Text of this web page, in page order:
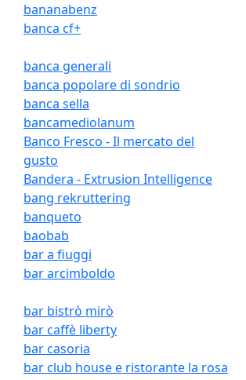
bananabenz
banca cf+
banca generali
banca popolare di sondrio
banca sella
bancamediolanum
Banco Fresco - Il mercato del
gusto
Bandera - Extrusion Intelligence
bang rekruttering
banqueto
baobab
bar a fiuggi
bar arcimboldo
bar bistrò mirò
bar caffè liberty
bar casoria
bar club house e ristorante la rosa